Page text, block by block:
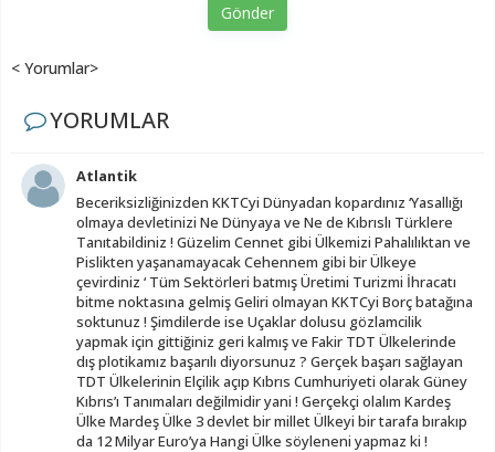
Gönder
< Yorumlar>
YORUMLAR
Atlantik
Beceriksizliğinizden KKTCyi Dünyadan kopardınız ‘Yasallığı
olmaya devletinizi Ne Dünyaya ve Ne de Kıbrıslı Türklere
Tanıtabildiniz ! Güzelim Cennet gibi Ülkemizi Pahalılıktan ve
Pislikten yaşanamayacak Cehennem gibi bir Ülkeye
çevirdiniz ‘ Tüm Sektörleri batmış Üretimi Turizmi İhracatı
bitme noktasına gelmiş Geliri olmayan KKTCyi Borç batağına
soktunuz ! Şimdilerde ise Uçaklar dolusu gözlamcilik
yapmak için gittiğiniz geri kalmış ve Fakir TDT Ülkelerinde
dış plotikamız başarılı diyorsunuz ? Gerçek başarı sağlayan
TDT Ülkelerinin Elçilik açıp Kıbrıs Cumhuriyeti olarak Güney
Kıbrıs’ı Tanımaları değilmidir yani ! Gerçekçi olalım Kardeş
Ülke Mardeş Ülke 3 devlet bir millet Ülkeyi bir tarafa bırakıp
da 12 Milyar Euro’ya Hangi Ülke söyleneni yapmaz ki !